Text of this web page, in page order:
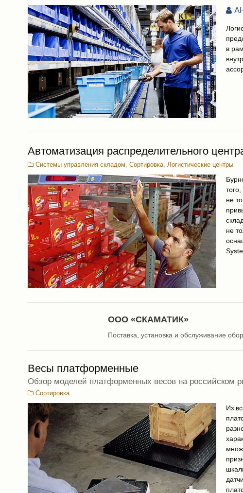
в
Автоматизация распределительного
Системы управления складом Сортировка Логистические центры
не
не
ООО «СКАМАТИК»
Поставка, установка и обслуживание
Весы платформенные
Обзор моделей платформенных весов на российском
Сортировка
Из